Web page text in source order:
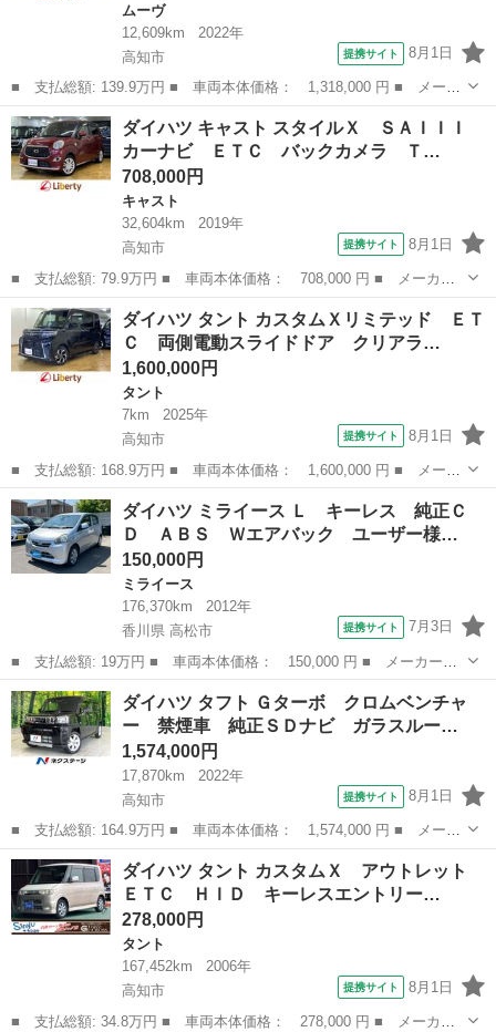
ムーヴ
12,609km
2022年
高知市
提携サイト 8月1日
■ 支払総額: 139.9万円 ■ 車両本体価格： 1,318,000 円 ■ メーカ
ー名： ダイハツ ■ 車種名： ムーヴ ■ グレード名： カスタ
ム Ｘ ＶＳ ＳＡＩＩＩ ドライブレコーダー 全周囲カメラ ナ
ビ ＴＶ ...
高知 高知市 ムーヴ
ダイハツ キャスト スタイルＸ ＳＡＩＩＩ
カーナビ ＥＴＣ バックカメラ Ｔ…
708,000円
キャスト
32,604km
2019年
高知市
提携サイト 8月1日
■ 支払総額: 79.9万円 ■ 車両本体価格： 708,000 円 ■ メーカー
名： ダイハツ ■ 車種名： キャスト ■ グレード名： スタイル
Ｘ ＳＡＩＩＩ カーナビ ＥＴＣ バックカメラ ＴＶ クリアラ
ンスソナー ...
高知 高知市 キャスト
ダイハツ タント カスタムＸリミテッド ＥＴ
Ｃ 両側電動スライドドア クリアラ…
1,600,000円
タント
7km
2025年
高知市
提携サイト 8月1日
■ 支払総額: 168.9万円 ■ 車両本体価格： 1,600,000 円 ■ メーカ
ー名： ダイハツ ■ 車種名： タント ■ グレード名： カスタム
Ｘリミテッド ＥＴＣ 両側電動スライドドア クリアランスソナ
ー オート...
高知 高知市 タント
ダイハツ ミライース Ｌ キーレス 純正Ｃ
Ｄ ＡＢＳ Ｗエアバック ユーザー様…
150,000円
ミライース
176,370km
2012年
香川県 高松市
提携サイト 7月3日
■ 支払総額: 19万円 ■ 車両本体価格： 150,000 円 ■ メーカー
名： ダイハツ ■ 車種名： ミライース ■ グレード名： Ｌ キ
ーレス 純正ＣＤ ＡＢＳ Ｗエアバック ユーザー様下取り車 ■
排気量： 66...
香川 高松市 ミライース
ダイハツ タフト Ｇターボ クロムベンチャ
ー 禁煙車 純正ＳＤナビ ガラスルー…
1,574,000円
17,870km
2022年
高知市
提携サイト 8月1日
■ 支払総額: 164.9万円 ■ 車両本体価格： 1,574,000 円 ■ メーカ
ー名： ダイハツ ■ 車種名： タフト ■ グレード名： Ｇター
ボ クロムベンチャー 禁煙車 純正ＳＤナビ ガラスルーフ 全周
囲カメラ ...
高知 高知市 ダイハツ
ダイハツ タント カスタムＸ アウトレット
ＥＴＣ ＨＩＤ キーレスエントリー…
278,000円
タント
167,452km
2006年
高知市
提携サイト 8月1日
■ 支払総額: 34.8万円 ■ 車両本体価格： 278,000 円 ■ メーカー